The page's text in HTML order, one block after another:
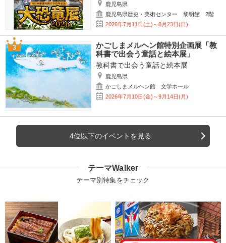
鹿児島県
鹿児島県歴史・美術センター 黎明館 2階
2026年7月11日(土)～8月23日(日)
かごしまメルヘン館特別企画展「教
科書で出会う童話と絵本展」
教科書で出会う童話と絵本展
鹿児島県
かごしまメルヘン館 文学ホール
2026年7月10日(金)～9月14日(月)
4位以下のイベントを見る
テーマWalker
テーマ別特集をチェック